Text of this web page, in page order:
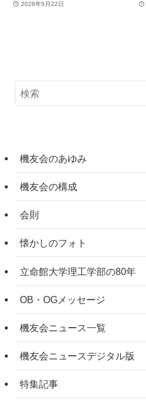
2026年5月22日
機友会のあゆみ
機友会の構成
会則
懐かしのフォト
立命館大学理工学部の80年
OB・OGメッセージ
機友会ニュース一覧
機友会ニュースデジタル版
特集記事